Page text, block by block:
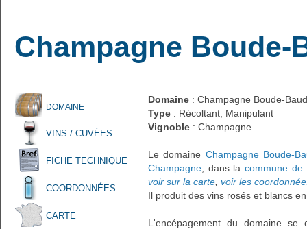
Champagne Boude-
DOMAINE
VINS / CUVÉES
FICHE TECHNIQUE
COORDONNÉES
CARTE
Domaine : Champagne Boude-
Type : Récoltant, Manipulant
Vignoble : Champagne
Le domaine Champagne Boude-
Champagne , dans lacommune de
voir sur la carte voir les
Il produit des vins rosés et blancs
L'encépagement du domaine